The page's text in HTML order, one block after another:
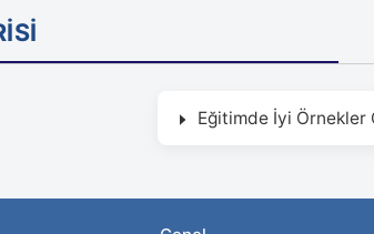
Eğitimde İyi Örnekler